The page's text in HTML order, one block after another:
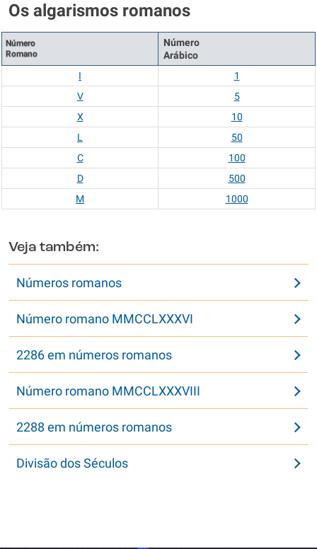
Os algarismos romanos
Número
Romano
Número
Arábico
I
1
V
5
X
10
L
50
C
100
D
500
M
1000
Veja também:
Números romanos
Número romano MMCCLXXXVI
2286 em números romanos
Número romano MMCCLXXXVIII
2288 em números romanos
Divisão dos Séculos